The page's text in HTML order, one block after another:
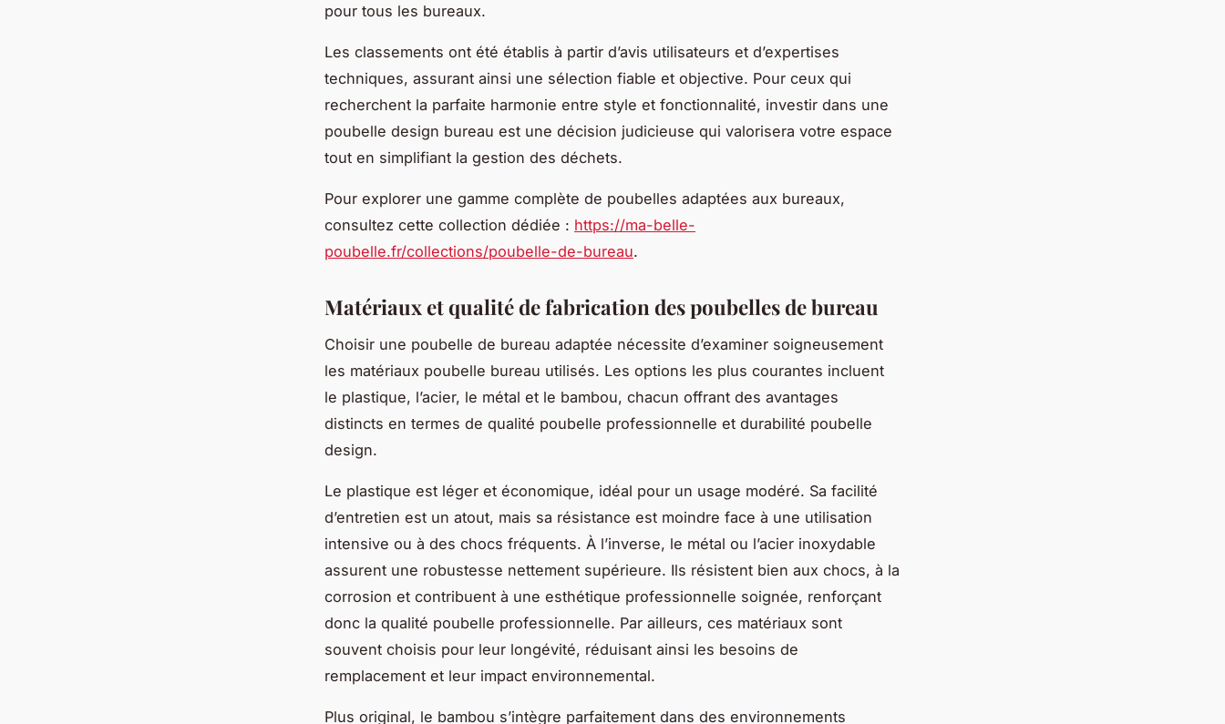
pour tous les bureaux.
Les classements ont été établis à partir d’avis utilisateurs et d’expertises
techniques, assurant ainsi une sélection fiable et objective. Pour ceux qui
recherchent la parfaite harmonie entre style et fonctionnalité, investir dans une
poubelle design bureau est une décision judicieuse qui valorisera votre espace
tout en simplifiant la gestion des déchets.
Pour explorer une gamme complète de poubelles adaptées aux bureaux,
consultez cette collection dédiée : https://ma-belle-
poubelle.fr/collections/poubelle-de-bureau.
Matériaux et qualité de fabrication des poubelles de bureau
Choisir une poubelle de bureau adaptée nécessite d’examiner soigneusement
les matériaux poubelle bureau utilisés. Les options les plus courantes incluent
le plastique, l’acier, le métal et le bambou, chacun offrant des avantages
distincts en termes de qualité poubelle professionnelle et durabilité poubelle
design.
Le plastique est léger et économique, idéal pour un usage modéré. Sa facilité
d’entretien est un atout, mais sa résistance est moindre face à une utilisation
intensive ou à des chocs fréquents. À l’inverse, le métal ou l’acier inoxydable
assurent une robustesse nettement supérieure. Ils résistent bien aux chocs, à la
corrosion et contribuent à une esthétique professionnelle soignée, renforçant
donc la qualité poubelle professionnelle. Par ailleurs, ces matériaux sont
souvent choisis pour leur longévité, réduisant ainsi les besoins de
remplacement et leur impact environnemental.
Plus original, le bambou s’intègre parfaitement dans des environnements